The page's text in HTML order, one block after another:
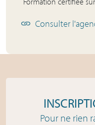
Consulter
Pour ne rien